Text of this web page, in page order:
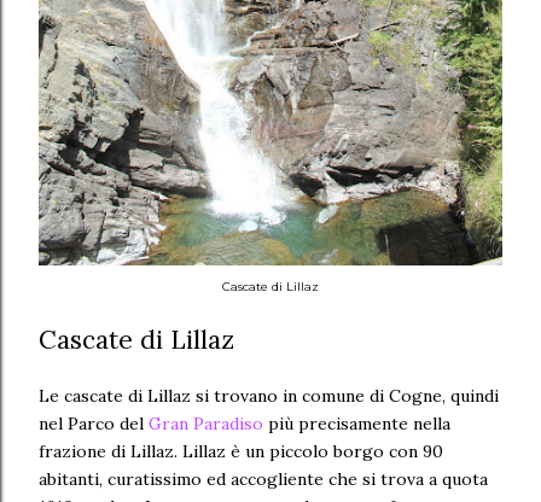
Cascate di Lillaz
Cascate di Lillaz
Le cascate di Lillaz si trovano in comune di Cogne, quindi
nel Parco del Gran Paradiso più precisamente nella
frazione di Lillaz. Lillaz è un piccolo borgo con 90
abitanti, curatissimo ed accogliente che si trova a quota